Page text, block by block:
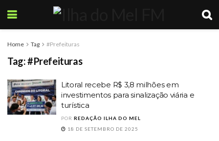
Home Tag #Prefeituras
Tag:#Prefeituras
Litoral recebe R$ 3,8 milhões em
investimentos para sinalização viária e
turística
POR REDAÇÃO ILHA DO MEL
18 DE SETEMBRO DE 2025